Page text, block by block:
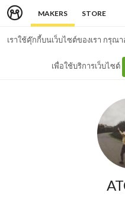
MAKERS STORE
เราใช้คุ๊กกี้บนเว็บไซต์ของเรา กรุณ
เพื่อใช้บริการเว็บไซต์